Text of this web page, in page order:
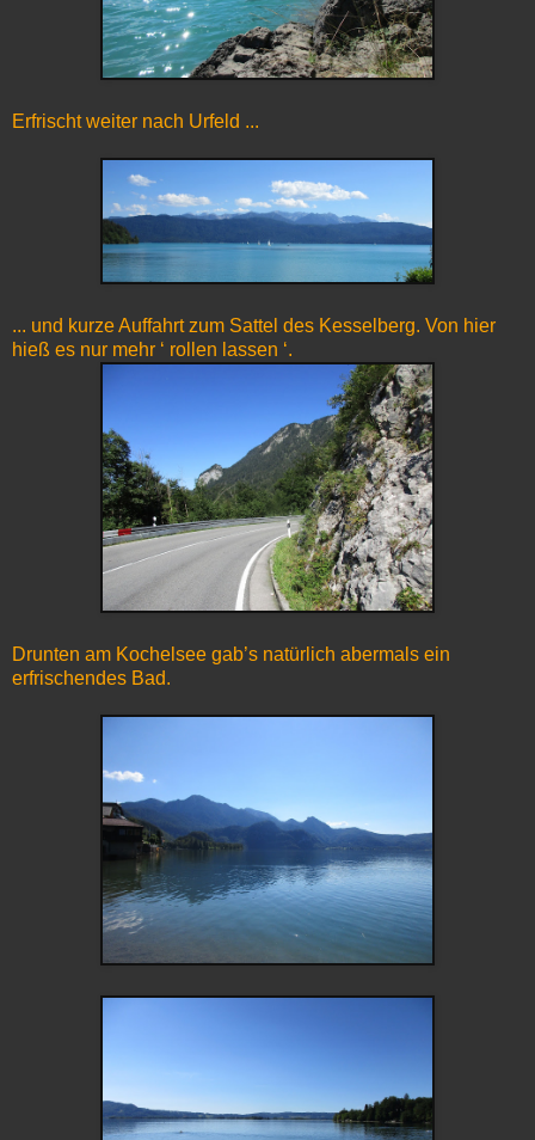
Erfrischt weiter nach Urfeld ...
... und kurze Auffahrt zum Sattel des Kesselberg. Von hier
hieß es nur mehr ‘ rollen lassen ‘.
Drunten am Kochelsee gab’s natürlich abermals ein
erfrischendes Bad.